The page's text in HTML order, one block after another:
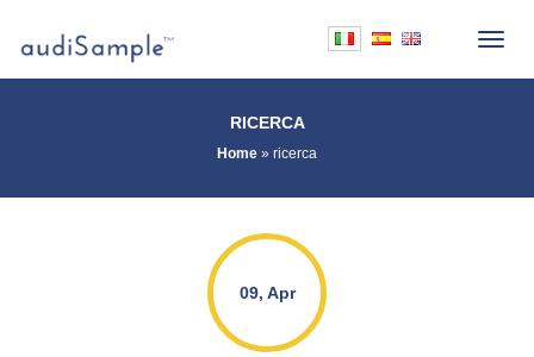
RICERCA
Home » ricerca
09, Apr